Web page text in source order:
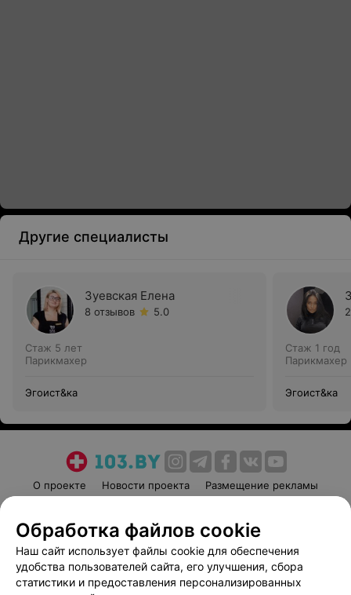
Другие специалисты
Зуевская Елена
8 отзывов 5.0
Стаж 5 лет
Парикмахер
Эгоист&ка
Стаж 1 год
Парикмахер
Эгоист&ка
О проекте Новости проекта
Размещение рекламы
Пользовательское соглашение
Способы оплаты
Вакансии
Партнеры
Написать руководителю 103.by
Обработка файлов cookie
Наш сайт использует файлы cookie для обеспечения
удобства пользователей сайта, его улучшения, сбора
статистики и предоставления персонализированных